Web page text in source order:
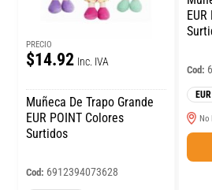
PRECIO
$14.92 Inc. IVA
Muñeca De Trapo Grande
EUR POINT Colores
Surtidos
Cod: 6912394073628
Cod:
No